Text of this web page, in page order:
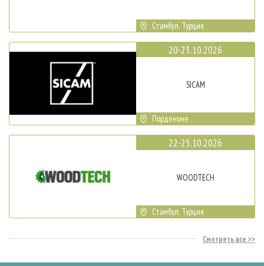
Стамбул, Турция
20-23.10.2026
SICAM
Порденоне
22-25.10.2026
WOODTECH
Стамбул, Турция
Смотреть все